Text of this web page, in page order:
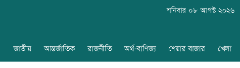
শনিবার ০৮ আগস্ট ২০২৬
জাতীয় আন্তর্জাতিক রাজনীতি অর্থ-বাণিজ্য শেয়ার বাজার খেলা